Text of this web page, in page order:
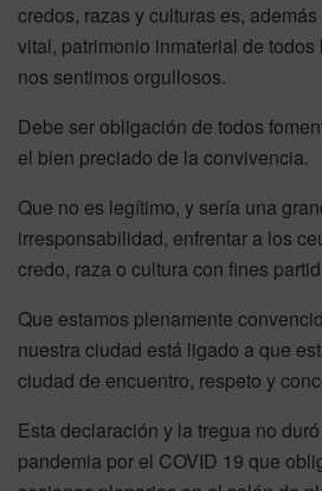
credos, razas y culturas es,
vital, patrimonio inmaterial de
nos sentimos orgullosos.
Debe ser obligación de todos
el bien preciado de la convivencia.
Que no es legítimo, y sería una
irresponsabilidad, enfrentar a los
credo, raza o cultura con fines
Que estamos plenamente
nuestra ciudad está ligado a que
ciudad de encuentro, respeto y
Esta declaración y la tregua no
pandemia por el COVID 19 que